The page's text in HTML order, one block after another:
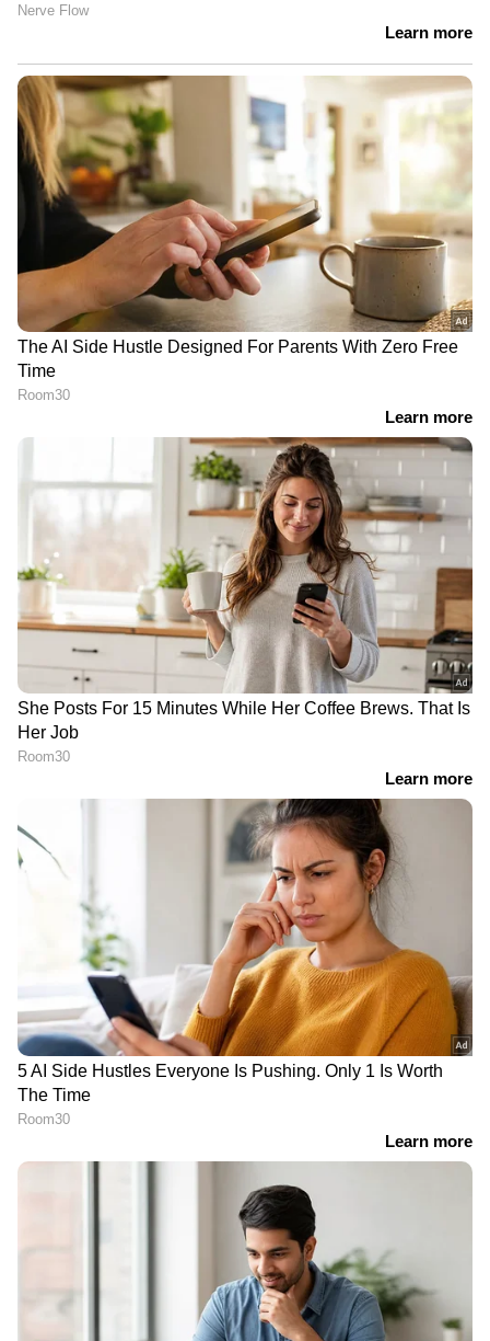
ദേശീയ പദ്ധതികളുടെ നടത്തിപ്പും സാമൂഹ്യ
സുരക്ഷാ പദ്ധതികളിലെ പങ്കാളിത്തവുമെല്ലാം
നമ്മുടെ ആരോഗ്യ സ്ഥാപനങ്ങളുടെ
ചുമതലയിൽ പെട്ടതാണ് എന്നതു കൂടി
ഓർക്കേണ്ടതുണ്ട്.
വെള്ളൂർ പി.എച്ച്.സി യിൽ ഉണ്ടായതു പോലെ
ദൗർഭാഗ്യകരവും ആരോഗ്യ കേരളത്തിന്
അപമാനകരവുമായ സംഭവങ്ങൾ ഇനിയും
ആവർത്തിക്കപ്പെടാതിരിക്കാൻ, ആരോഗ്യ
സ്ഥാപനങ്ങളുടെ വികസനം എന്നത് കേവലം
ഭൗതിക സാഹചര്യങ്ങളുടെ വികസനം
മാത്രമാവാതെ വർധിച്ചു വരുന്ന രോഗീ
ബാഹുല്യം കണക്കിലെടുത്ത് മനുഷ്യവിഭവ
ശേഷിയിലും കാലാനുസൃതമായ പരിഷ്കരണം
ഉണ്ടാകേണ്ടത് അത്യാവശ്യമാണ്.
രോഗീപരിചരണത്തിന് പുറമേ, സ്ഥാപനത്തിന്റെ
ഭരണപരമായ ചുമതലകൾ, വിവിധ പദ്ധതികളും
ആയി ബന്ധപ്പെട്ട അവലോകന യോഗങ്ങൾ,
പരിശീലന പരിപാടികൾ , വി.ഐ.പി ഡ്യൂട്ടികൾ,
മെഡിക്കൽ ബോർഡ്, ഇ- സഞ്ജീവനി തുടങ്ങി
എണ്ണിയാലൊടുങ്ങാത്ത ജോലികളാണ്
മെഡിക്കൽ ഓഫീസർമാർ ചെയ്യേണ്ടി വരുന്നത്.
എല്ലാ ഡോക്ടര്‍മാര്‍ക്കും
നഴ്‌സുമാര്‍ക്കും ട്രോമ കെയര്‍ പരിശീലനം;
അടെല്‍ക് നേതൃത്വം നൽകുമെന്ന് മന്ത്രി
വിവിധ കേഡറുകളിലെ ഡോക്ടർമാരുടെ